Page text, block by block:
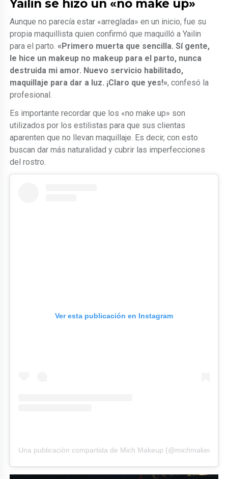
Yailin se hizo un «no make up»
Aunque no parecía estar «arreglada» en un inicio, fue su
propia maquillista quien confirmó que maquilló a Yailin
para el parto.«Primero muerta que sencilla. Sí gente,
le hice un makeup no makeup para el parto, nunca
destruida mi amor. Nuevo servicio habilitado,
maquillaje para dar a luz. ¡Claro que yes!», confesó la
profesional.
Es importante recordar que los «no make up» son
utilizados por los estilistas para que sus clientas
aparenten que no llevan maquillaje. Es decir, con esto
buscan dar más naturalidad y cubrir las imperfecciones
del rostro.
Ver esta publicación en Instagram
Una publicación compartida de Mich Makeup